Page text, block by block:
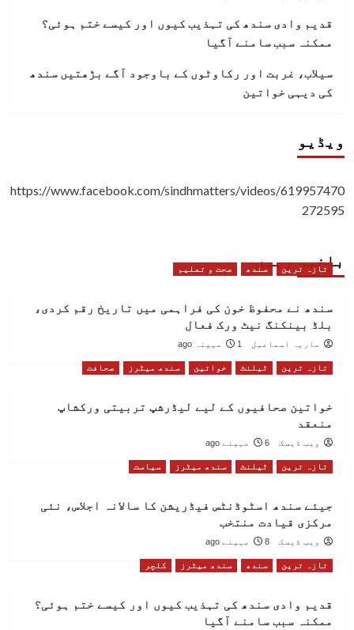
قدیم وادی سندھ کی تہذیب کیوں اور کیسے ختم ہوئی؟
ممکنہ سبب سامنے آگیا
سیلاب، غربت اور رکاوٹوں کے باوجود آگے بڑھتیں سندھ
کی دیہی خواتین
ویڈیو
https://www.facebook.com/sindhmatters/videos/619957470
272595
باخبر رہیں
تازہ ترین سندھ صحت و تعلیم
سندھ نے محفوظ خون کی فراہمی میں تاریخ رقم کردی،
بلڈ بینکنگ نیٹ ورک فعال
ماریہ اسماعیل 1 مہینہ ago
تازہ ترین ٹیلنٹ خواتین سندھ میٹرز صحافت
خواتین صحافیوں کے لیے لیڈرشپ تربیتی ورکشاپ
منعقد
ویب ڈیسک 6 مہینے ago
تازہ ترین ٹیلنٹ سندھ میٹرز سیاست
جیئے سندھ اسٹوڈنٹس فیڈریشن کا سالانہ اجلاس، نئی
مرکزی قیادت منتخب
ویب ڈیسک 8 مہینے ago
تازہ ترین سندھ سندھ میٹرز کلچر
قدیم وادی سندھ کی تہذیب کیوں اور کیسے ختم ہوئی؟
ممکنہ سبب سامنے آگیا